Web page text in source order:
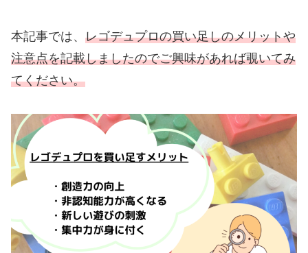
本記事では、 レゴデュプロの買い足しのメリットや
注意点を記載しましたのでご興味があれば覗いてみ
てください。